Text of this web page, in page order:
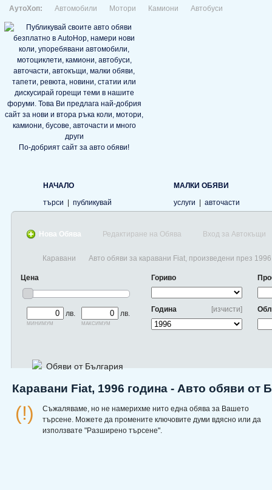
АутоХоп: Автомобили Мотори Камиони Автобуси
По-добрият сайт за авто обяви!
НАЧАЛО
търси
публикувай
МАЛКИ ОБЯВИ
услуги
авточасти
Нова Обява Редактиране на Обява Вход за Автокъщи
Каравани Авто обяви за каравани Fiat, произведени през
Цена
лв.
минимум
лв.
максимум
Гориво
[изчисти]
Година
Обяви от България
Каравани Fiat, 1996 година - Авто обяви от
(!)
Съжаляваме, но не намерихме нито една обява за Вашето
търсене. Можете да промените ключовите думи вдясно или да
използвате "Разширено търсене".